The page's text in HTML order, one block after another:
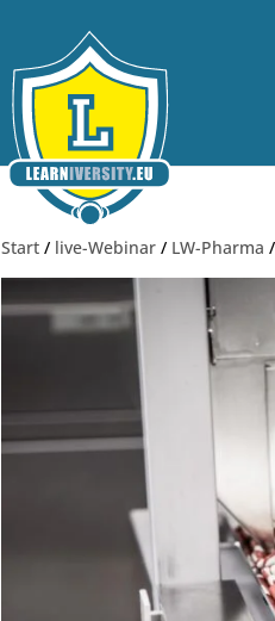
Start / live-Webinar / LW-Pharma /